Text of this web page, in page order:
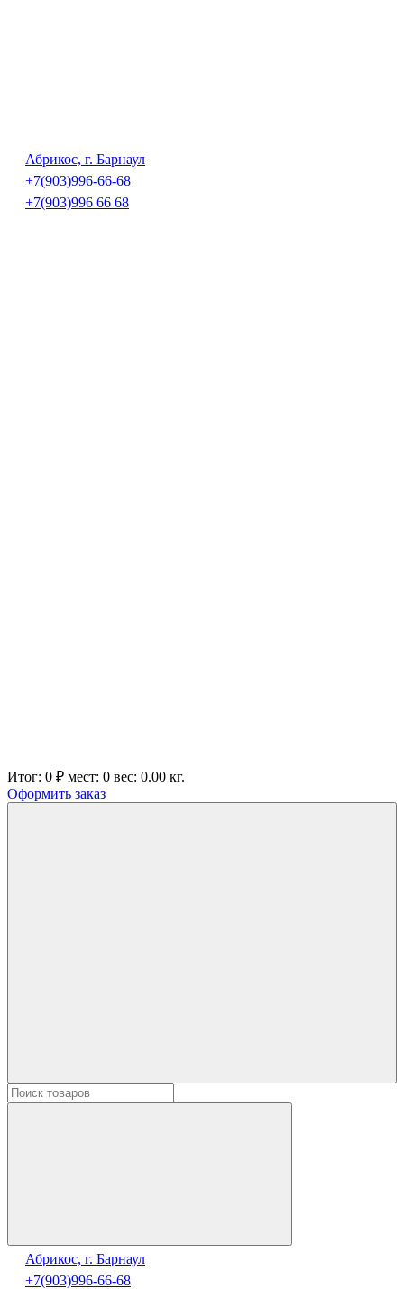
Абрикос, г. Барнаул
+7(903)996-66-68
+7(903)996 66 68
Итог: 0 ₽ мест: 0 вес: 0.00 кг.
Оформить заказ
Абрикос, г. Барнаул
+7(903)996-66-68